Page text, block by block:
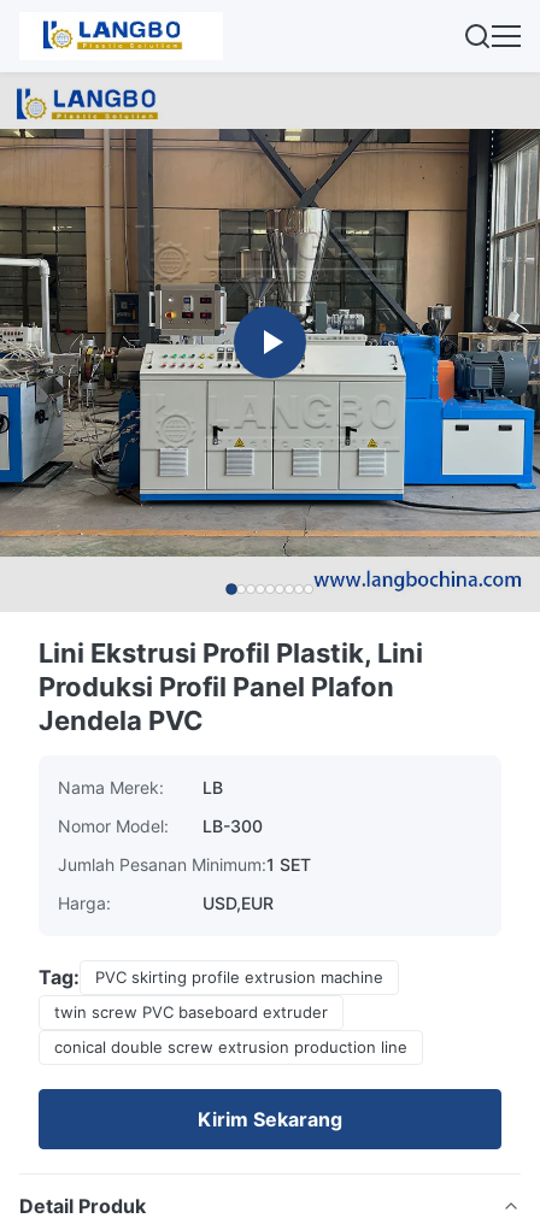
Lini Ekstrusi Profil Plastik, Lini
Produksi Profil Panel Plafon
Jendela PVC
Nama Merek:
LB
Nomor Model:
LB-300
Jumlah Pesanan Minimum:1 SET
Harga:
USD,EUR
Tag:
PVC skirting profile extrusion machine
twin screw PVC baseboard extruder
conical double screw extrusion production line
Kirim Sekarang
Detail Produk